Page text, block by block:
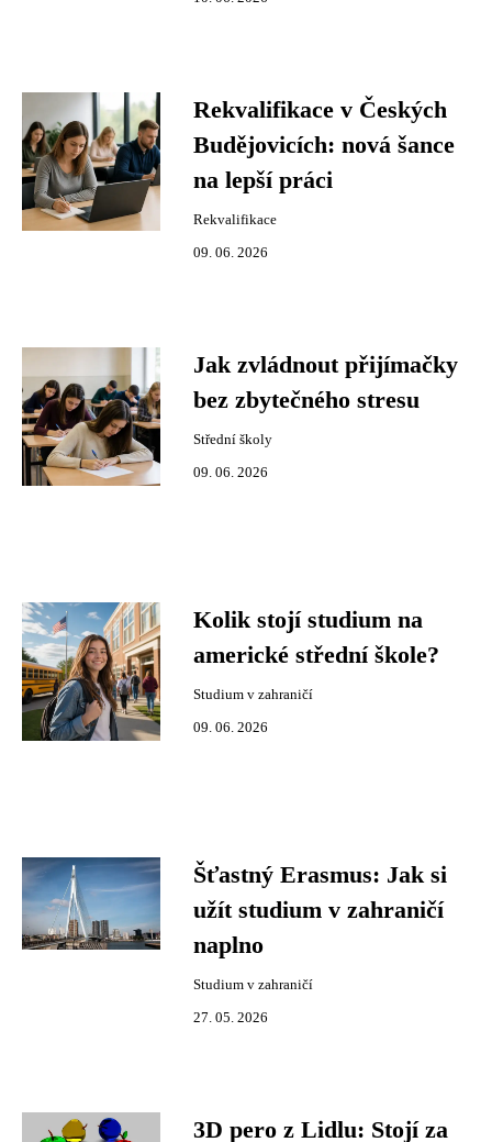
Rekvalifikace v Českých
Budějovicích: nová šance
na lepší práci
Rekvalifikace
09. 06. 2026
Jak zvládnout přijímačky
bez zbytečného stresu
Střední školy
09. 06. 2026
Kolik stojí studium na
americké střední škole?
Studium v zahraničí
09. 06. 2026
Šťastný Erasmus: Jak si
užít studium v zahraničí
naplno
Studium v zahraničí
27. 05. 2026
3D pero z Lidlu: Stojí za